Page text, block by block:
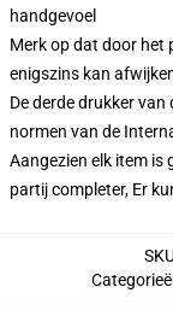
handgevoel
Merk op dat door het
enigszins kan
De derde drukker
normen van de
Aangezien elk item is
partij completer, Er